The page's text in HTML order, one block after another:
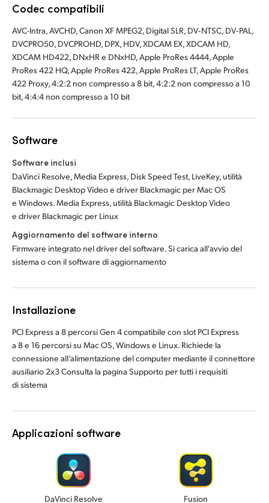
United States
Codec compatibili
AVC-Intra, AVCHD, Canon XF MPEG2, Digital SLR, DV‑NTSC, DV‑PAL,
DVCPRO50, DVCPROHD, DPX, HDV, XDCAM EX, XDCAM HD,
XDCAM HD422, DNxHR e DNxHD, Apple ProRes 4444, Apple
ProRes 422 HQ, Apple ProRes 422, Apple ProRes LT, Apple ProRes
422 Proxy, 4:2:2 non compresso a 8 bit, 4:2:2 non compresso a 10
bit, 4:4:4 non compresso a 10 bit
Software
Software inclusi
DaVinci Resolve, Media Express, Disk Speed Test, LiveKey, utilità
Blackmagic Desktop Video e driver Blackmagic per Mac OS
e Windows. Media Express, utilità Blackmagic Desktop Video
e driver Blackmagic per Linux
Aggiornamento del software interno
Firmware integrato nel driver del software. Si carica all'avvio del
sistema o con il software di aggiornamento
Installazione
PCI Express a 8 percorsi Gen 4 compatibile con slot PCI Express
a 8 e 16 percorsi su Mac OS, Windows e Linux. Richiede la
connessione all’alimentazione del computer mediante il connettore
ausiliario 2x3 Consulta la pagina Supporto per tutti i requisiti
di sistema
Applicazioni software
DaVinci Resolve Fusion